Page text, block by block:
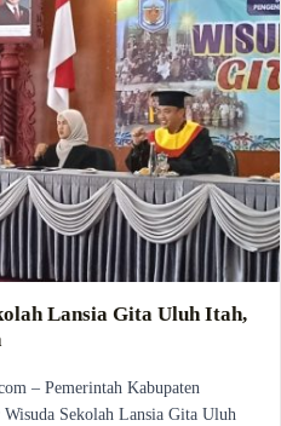
Lansia Gita Uluh Itah,
– Pemerintah Kabupaten
Sekolah Lansia Gita Uluh